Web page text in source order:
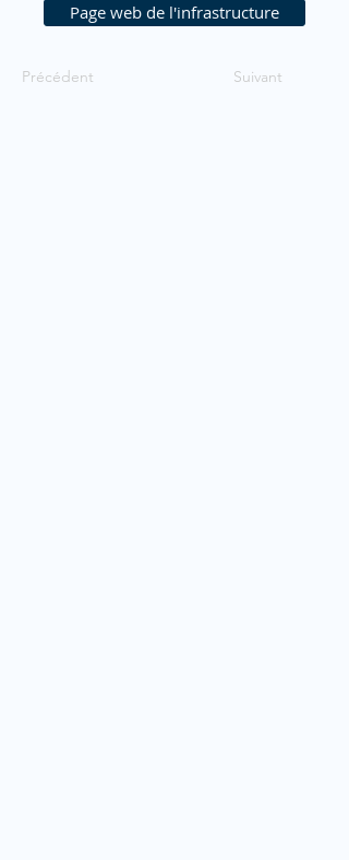
Page web de l'infrastructure
Précédent Suivant